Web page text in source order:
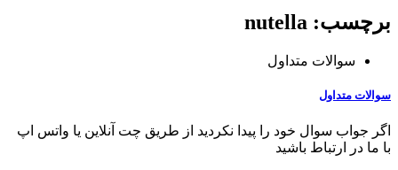
برچسب: nutella
سوالات متداول
سوالات متداول
اگر جواب سوال خود را پیدا نکردید از طریق چت آنلاین یا واتس اپ
با ما در ارتباط باشید